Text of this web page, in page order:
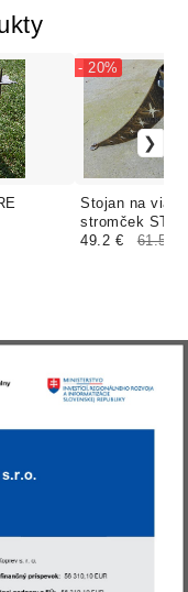
Stojan na
stromček
- 20%
49.2 € 61.5 €